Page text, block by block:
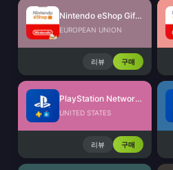
Nintendo eShop Gift Card (EU)
EUROPEAN UNION
리뷰 구매
PlayStation Network Card (US)
UNITED STATES
리뷰 구매